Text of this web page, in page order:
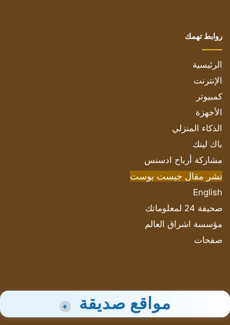
روابط تهمك
الرئيسية
الإنترنت
كمبيوتر
الأجهزة
الذكاء المنزلي
باك لينك
مشاركة أرباح ادسنس
نشر مقال جيست بوست
English
صحيفة 24 لمعلوماتك
مؤسسة اشراق العالم
صفحات
مواقع صديقة +